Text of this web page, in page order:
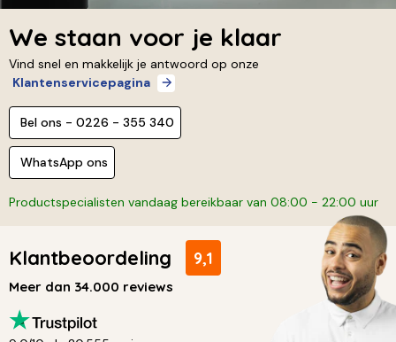
We staan voor je klaar
Vind snel en makkelijk je antwoord op onze
Klantenservicepagina
Bel ons - 0226 - 355 340
WhatsApp ons
Productspecialisten vandaag bereikbaar van 08:00 - 22:00 uur
Klantbeoordeling 9,1
Meer dan 34.000 reviews